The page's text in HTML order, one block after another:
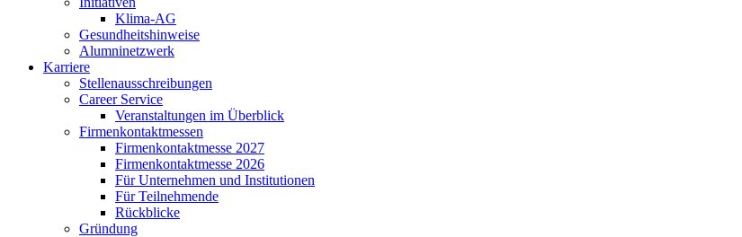
Klima-AG
Gesundheitshinweise
Alumninetzwerk
Karriere
Stellenausschreibungen
Career Service
Veranstaltungen im Überblick
Firmenkontaktmessen
Firmenkontaktmesse 2027
Firmenkontaktmesse 2026
Für Unternehmen und Institutionen
Für Teilnehmende
Rückblicke
Gründung